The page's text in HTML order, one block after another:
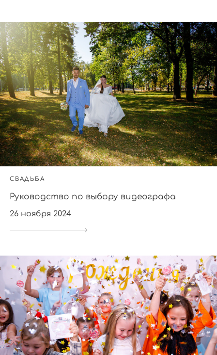
СВАДЬБА
Руководство по выбору видеографа
26 ноября 2024